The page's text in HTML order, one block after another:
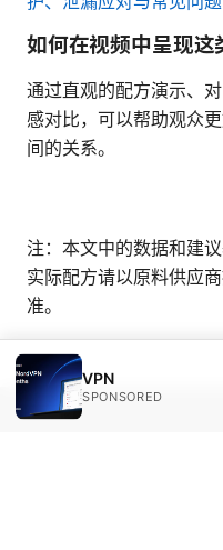
如何在视频中呈现这
通过直观的配方演示、
感对比，可以帮助观众
间的关系。
注：本文中的数据和建
实际配方请以原料供应
准。
VPN
SPONSORED
© Overfl0wed 2026